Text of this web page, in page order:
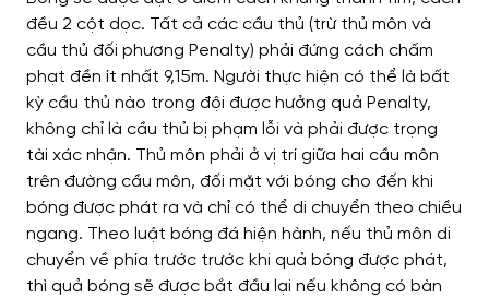
đều 2 cột dọc. Tất cả các cầu thủ (trừ thủ môn và
cầu thủ đối phương Penalty) phải đứng cách chấm
phạt đền ít nhất 9,15m. Người thực hiện có thể là bất
kỳ cầu thủ nào trong đội được hưởng quả Penalty,
không chỉ là cầu thủ bị phạm lỗi và phải được trọng
tài xác nhận. Thủ môn phải ở vị trí giữa hai cầu môn
trên đường cầu môn, đối mặt với bóng cho đến khi
bóng được phát ra và chỉ có thể di chuyển theo chiều
ngang. Theo luật bóng đá hiện hành, nếu thủ môn di
chuyển về phía trước trước khi quả bóng được phát,
thì quả bóng sẽ được bắt đầu lại nếu không có bàn